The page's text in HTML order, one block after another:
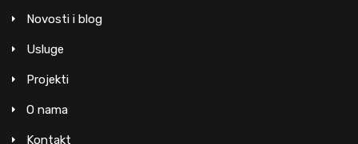
Novosti i blog
Usluge
Projekti
O nama
Kontakt